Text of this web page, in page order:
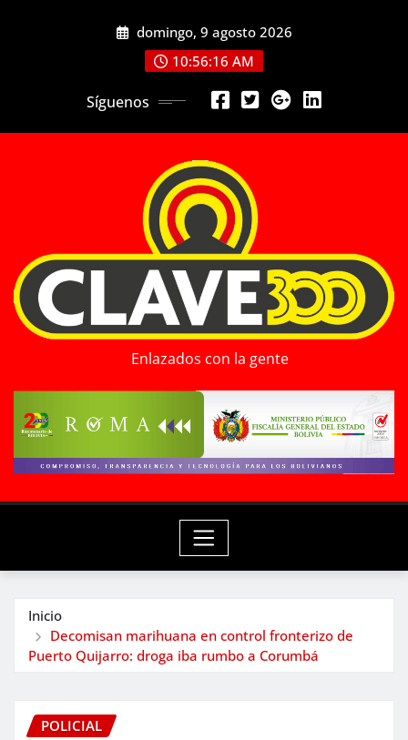
domingo, 9 agosto 2026
10:56:18 AM
Síguenos
Enlazados con la gente
Inicio
Decomisan marihuana en control fronterizo de
Puerto Quijarro: droga iba rumbo a Corumbá
POLICIAL